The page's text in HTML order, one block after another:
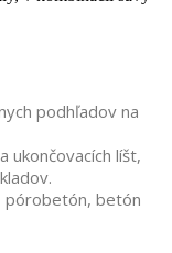
podhľadov na
ukončovacích líšt,
pórobetón, betón